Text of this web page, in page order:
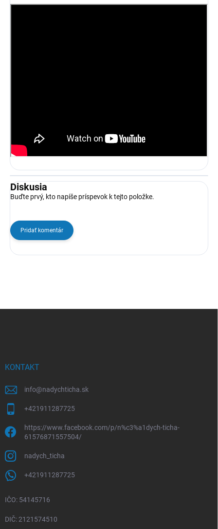
Diskusia
Buďte prvý, kto napíše príspevok k tejto položke.
Pridať komentár
KONTAKT
info@nadychticha.sk
+421911287725
https://www.facebook.com/p/n%c3%a1dych-ticha-
61576871557504/
nadych_ticha
+421911287725
IČO: 54145716
DIČ: 2121574510